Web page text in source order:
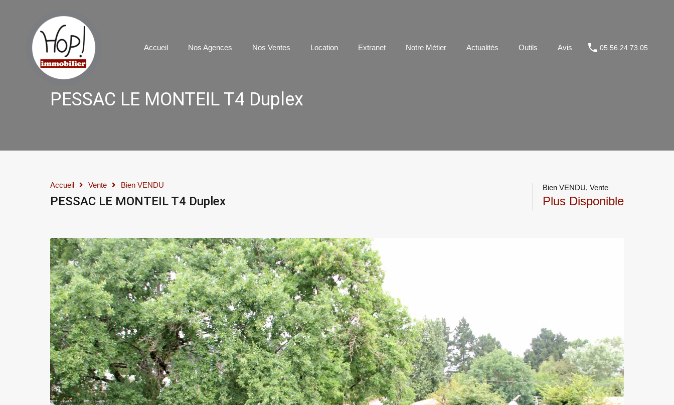
Accueil
Nos Agences Nos Ventes Location Extranet Notre Métier Actualités Outils Avis 05.56.24.73.05
PESSAC LE MONTEIL T4 Duplex
Accueil Vente Bien VENDU
PESSAC LE MONTEIL T4 Duplex
Bien VENDU, Vente
Plus Disponible